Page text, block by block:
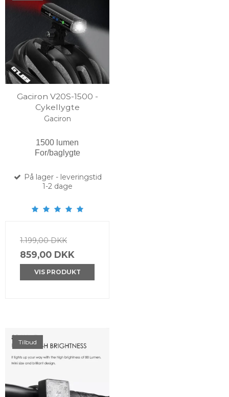
Gaciron V20S-1500 -
Cykellygte
Gaciron
1500 lumen
For/baglygte
På lager - leveringstid
1-2 dage
1.199,00 DKK
859,00 DKK
VIS PRODUKT
Tilbud